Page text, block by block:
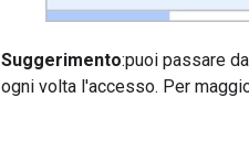
Suggerimento:puoi passare
ogni volta l'accesso. Per